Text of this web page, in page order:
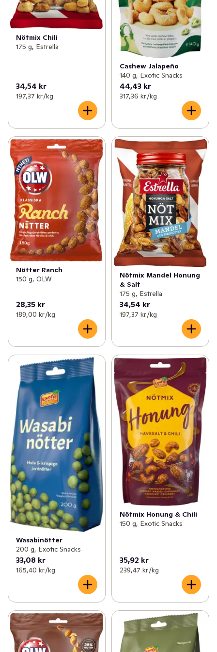
Nötmix Chili
175 g, Estrella
34,54 kr
197,37 kr /kg
Cashew Jalapeño
140 g, Exotic Snacks
44,43 kr
317,36 kr /kg
Nötter Ranch
150 g, OLW
28,35 kr
189,00 kr /kg
Nötmix Mandel Honung
& Salt
175 g, Estrella
34,54 kr
197,37 kr /kg
Wasabinötter
200 g, Exotic Snacks
33,08 kr
165,40 kr /kg
Nötmix Honung & Chili
150 g, Exotic Snacks
35,92 kr
239,47 kr /kg